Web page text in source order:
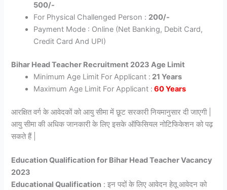
500/-
For Physical Challenged Person : 200/-
Payment Mode : Online (Net Banking, Debit Card,
Credit Card And UPI)
Bihar Head Teacher Recruitment 2023 Age Limit
Minimum Age Limit For Applicant : 21 Years
Maximum Age Limit For Applicant : 60 Years
आरक्षित वर्ग के आवेदकों को आयु सीमा में छूट सरकारी नियमानुसार दी जाएगी |
आयु सीमा की अधिक जानकारी के लिए इसके ऑफिसियल नोटिफिकेशन को पढ़
सकते हैं |
Education Qualification for Bihar Head Teacher Vacancy
2023
Educational Qualification : इन पदों के लिए आवेदन हेतू आवेदन को